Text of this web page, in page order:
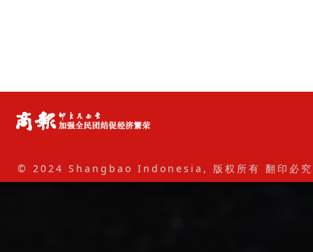
© 2024 Shangbao Indonesia, 版权所有 翻印必